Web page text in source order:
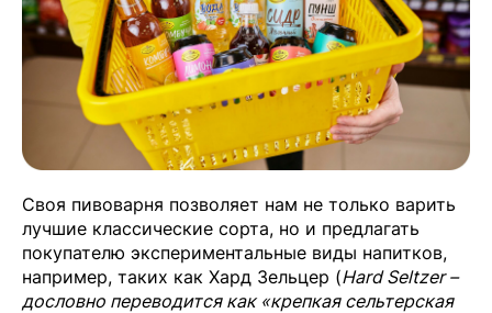
Своя пивоварня позволяет нам не только варить
лучшие классические сорта, но и предлагать
покупателю экспериментальные виды напитков,
например, таких как Хард Зельцер (Hard Seltzer –
дословно переводится как «крепкая сельтерская